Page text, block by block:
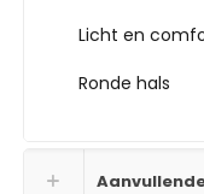
Licht en
Ronde hals